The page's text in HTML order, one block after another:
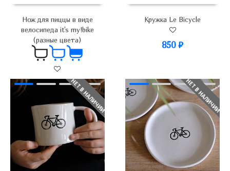
Нож для пиццы в виде
велосипеда it's my!bike
(разные цвета)
700₽
Кружка Le Bicycle
850₽
НЕТ В НАЛИЧИИ НЕТ В НАЛИЧИИ